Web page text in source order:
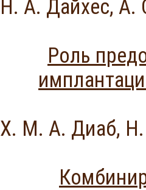
Н. А. Дайхес, А.
Роль
Х. М. А. Диаб,